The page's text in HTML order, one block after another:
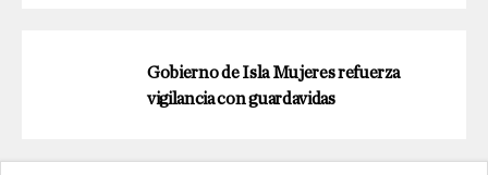
Gobierno de Isla Mujeres refuerza
vigilancia con guardavidas